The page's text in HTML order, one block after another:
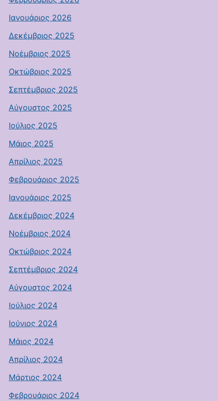
Ιανουάριος 2026
Δεκέμβριος 2025
Νοέμβριος 2025
Οκτώβριος 2025
Σεπτέμβριος 2025
Αύγουστος 2025
Ιούλιος 2025
Μάιος 2025
Απρίλιος 2025
Φεβρουάριος 2025
Ιανουάριος 2025
Δεκέμβριος 2024
Νοέμβριος 2024
Οκτώβριος 2024
Σεπτέμβριος 2024
Αύγουστος 2024
Ιούλιος 2024
Ιούνιος 2024
Μάιος 2024
Απρίλιος 2024
Μάρτιος 2024
Φεβρουάριος 2024